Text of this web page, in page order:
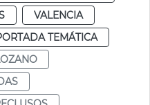
VALENCIA
TEMÁTICA